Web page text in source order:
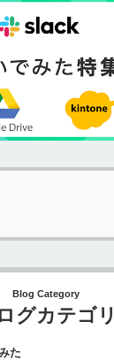
Blog Category
グカテゴリ
た